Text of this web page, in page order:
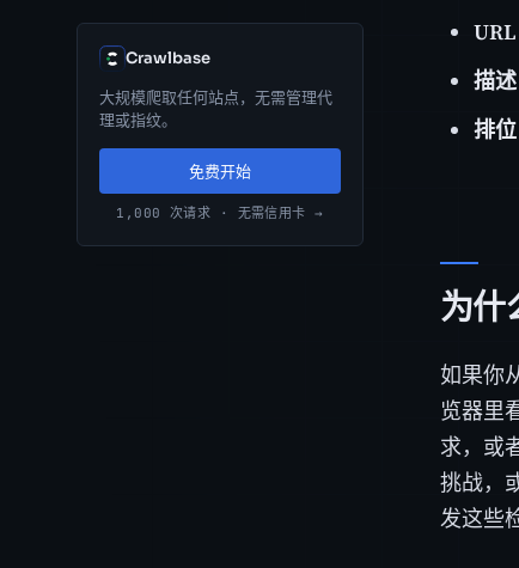
Crawlbase
大规模爬取任何站点，无需管理代
理或指纹。
免费开始
1,000 次请求 · 无需信用卡 →
URL
描述
排位
为什
如果你
览器里
求，或
挑战，
发这些